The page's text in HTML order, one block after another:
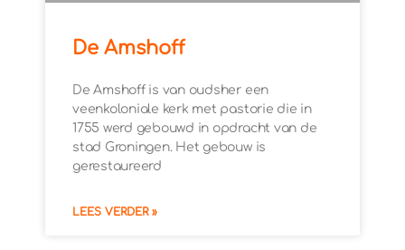
De Amshoff
De Amshoff is van oudsher een
veenkoloniale kerk met pastorie die in
1755 werd gebouwd in opdracht van de
stad Groningen. Het gebouw is
gerestaureerd
LEES VERDER »